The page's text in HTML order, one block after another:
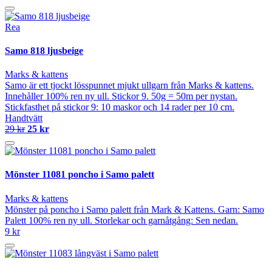
Rea
Samo 818 ljusbeige
Marks & kattens
Samo är ett tjockt lösspunnet mjukt ullgarn från Marks & kattens.
Innehåller 100% ren ny ull. Stickor 9. 50g = 50m per nystan.
Stickfasthet på stickor 9: 10 maskor och 14 rader per 10 cm.
Handtvätt
29 kr 25 kr
Mönster 11081 poncho i Samo palett
Marks & kattens
Mönster på poncho i Samo palett från Mark & Kattens. Garn: Samo
Palett 100% ren ny ull. Storlekar och garnåtgång: Sen nedan.
9 kr